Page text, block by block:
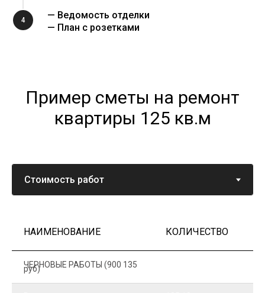
4
— Ведомость отделки
— План с розетками
Пример сметы на ремонт
квартиры 125 кв.м
НАИМЕНОВАНИЕ КОЛИЧЕСТВО
ЧЕРНОВЫЕ РАБОТЫ (900 135
руб)